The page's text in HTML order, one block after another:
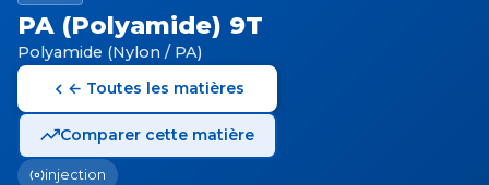
PA (Polyamide) 9T
Polyamide (Nylon / PA)
← Toutes les matières
Comparer cette matière
injection